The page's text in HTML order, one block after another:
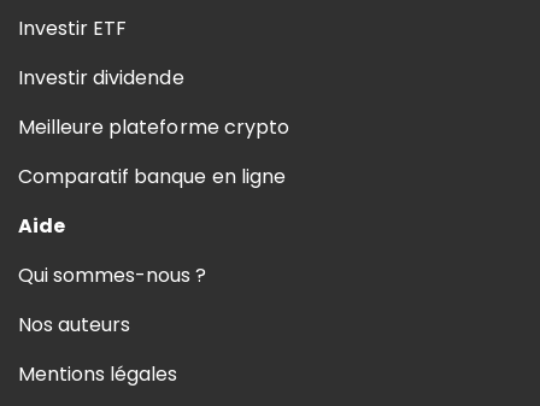
Investir ETF
Investir dividende
Meilleure plateforme crypto
Comparatif banque en ligne
Aide
Qui sommes-nous ?
Nos auteurs
Mentions légales